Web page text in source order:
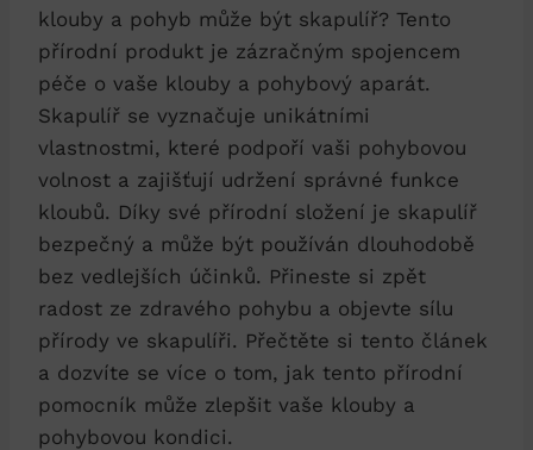
klouby a pohyb může být skapulíř? Tento
přírodní produkt je zázračným spojencem
péče o vaše klouby a pohybový aparát.
Skapulíř se vyznačuje unikátními
vlastnostmi, které podpoří vaši pohybovou
volnost a zajišťují udržení správné funkce
kloubů. Díky své přírodní složení je skapulíř
bezpečný a může být používán dlouhodobě
bez vedlejších účinků. Přineste si zpět
radost ze zdravého pohybu a objevte sílu
přírody ve skapulíři. Přečtěte si tento článek
a dozvíte se více o tom, jak tento přírodní
pomocník může zlepšit vaše klouby a
pohybovou kondici.